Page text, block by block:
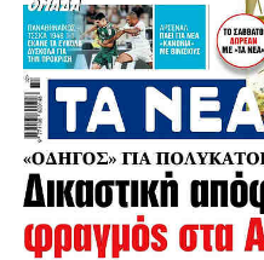
Ο σχεδιασμός της
συγκροτεί ένα ενιαίο
βασίζεται σε
συγκεκριμένα στάδια
χρονοδιαγράμματα, διαρκή
διοικητική και οικονομική
δίνεται στην ισόρροπη
ώστε να αντιμετωπιστούν
μεταξύ των περιοχών της